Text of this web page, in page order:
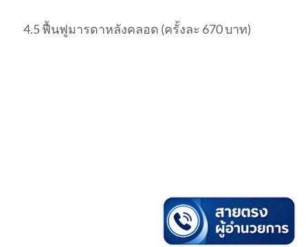
4.5 ฟื้นฟูมารดาหลังคลอด (ครั้งละ 670 บาท)